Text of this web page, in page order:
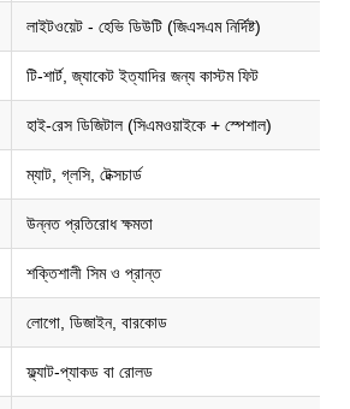
লাইটওয়েট - হেভি ডিউটি (জিএসএম নির্দিষ্ট)
টি-শার্ট, জ্যাকেট ইত্যাদির জন্য কাস্টম ফিট
হাই-রেস ডিজিটাল (সিএমওয়াইকে + স্পেশাল)
ম্যাট, গ্লসি, টেক্সচার্ড
উন্নত প্রতিরোধ ক্ষমতা
শক্তিশালী সিম ও প্রান্ত
লোগো, ডিজাইন, বারকোড
ফ্ল্যাট-প্যাকড বা রোলড